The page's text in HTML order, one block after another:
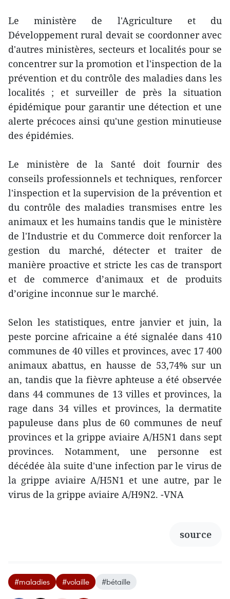
Le ministère de l'Agriculture et du
Développement rural devait se coordonner avec
d'autres ministères, secteurs et localités pour se
concentrer sur la promotion et l'inspection de la
prévention et du contrôle des maladies dans les
localités ; et surveiller de près la situation
épidémique pour garantir une détection et une
alerte précoces ainsi qu'une gestion minutieuse
des épidémies.
Le ministère de la Santé doit fournir des
conseils professionnels et techniques, renforcer
l'inspection et la supervision de la prévention et
du contrôle des maladies transmises entre les
animaux et les humains tandis que le ministère
de l'Industrie et du Commerce doit renforcer la
gestion du marché, détecter et traiter de
manière proactive et stricte les cas de transport
et de commerce d’animaux et de produits
d’origine inconnue sur le marché.
Selon les statistiques, entre janvier et juin, la
peste porcine africaine a été signalée dans 410
communes de 40 villes et provinces, avec 17 400
animaux abattus, en hausse de 53,74% sur un
an, tandis que la fièvre aphteuse a été observée
dans 44 communes de 13 villes et provinces, la
rage dans 34 villes et provinces, la dermatite
papuleuse dans plus de 60 communes de neuf
provinces et la grippe aviaire A/H5N1 dans sept
provinces. Notamment, une personne est
décédée àla suite d'une infection par le virus de
la grippe aviaire A/H5N1 et une autre, par le
virus de la grippe aviaire A/H9N2. -VNA
source
#maladies #volaille #bétaille